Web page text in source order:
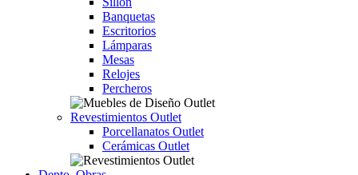
Banquetas
Escritorios
Lámparas
Mesas
Relojes
Percheros
Revestimientos Outlet
Porcellanatos Outlet
Cerámicas Outlet